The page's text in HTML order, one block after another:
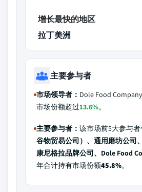
增长最快的地区
拉丁美洲
主要参与者
市场领导者： Dole Food
市场份额超过13.6%。
主要参与者： 该市场前5大参与
谷物贸易公司）、通用磨坊公司
康尼格拉品牌公司、Dole Food
年合计持有市场份额45.8%。